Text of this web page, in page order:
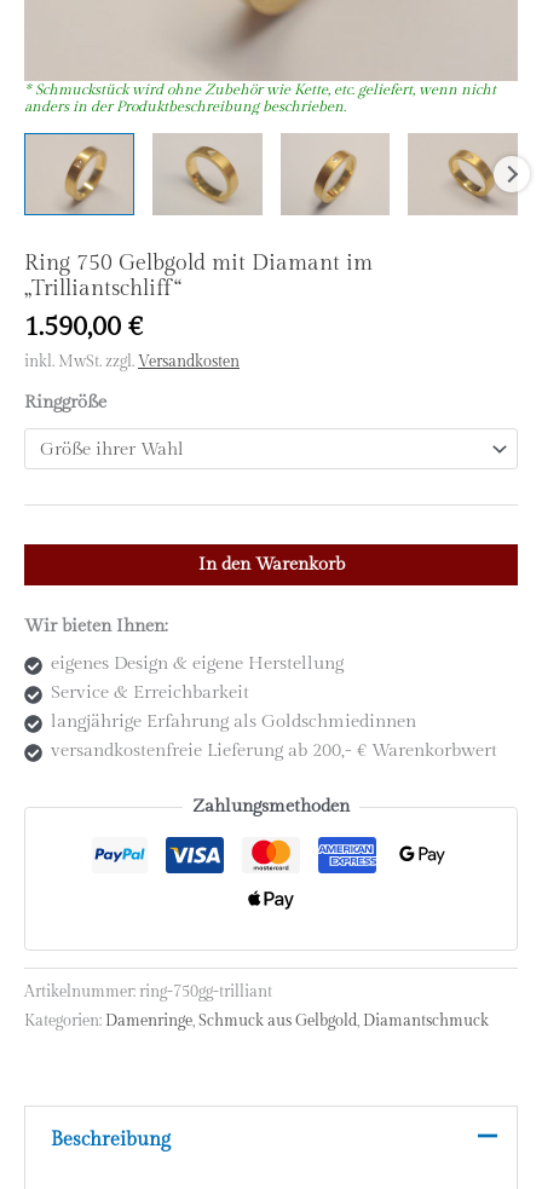
Ring 750 Gelbgold mit Diamant im
„Trilliantschliff“
1.590,00 €
inkl. MwSt.zzgl.Versandkosten
Ringgröße
Ring
mit
Diamant
im
"Trilliantschliff"
Menge
In den Warenkorb
Wir bieten Ihnen:
eigenes Design & eigene Herstellung
Service & Erreichbarkeit
langjährige Erfahrung als Goldschmiedinnen
versandkostenfreie Lieferung ab 200,- € Warenkorbwert
Zahlungsmethoden
Artikelnummer: ring-750gg-trilliant
Kategorien: Damenringe,Schmuck aus Gelbgold, Diamantschmuck
Beschreibung